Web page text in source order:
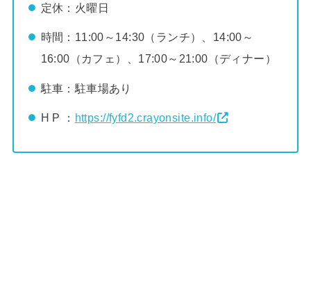
定休：火曜日
時間：11:00～14:30（ランチ）、14:00～
16:00（カフェ）、17:00～21:00（ディナー）
駐車：駐車場あり
H P ： https://fyfd2.crayonsite.info/